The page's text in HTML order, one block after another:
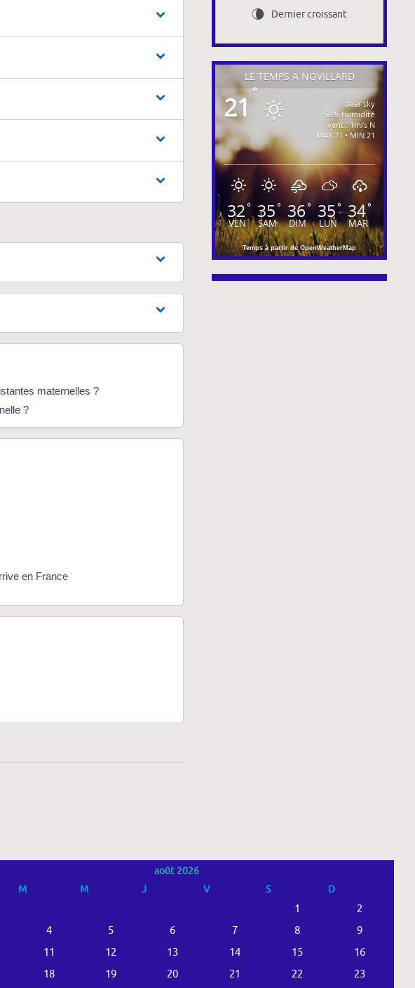
maternelles ?
?
en France
V Dernier croissant
LE TEMPS À NOVILLARD
21°
clear sky
58% humidité
vent : 1m/s N
MAX 21 • MIN 21
32°
VEN
35°
SAM
36°
DIM
35°
LUN
34°
MAR
Temps à partir de OpenWeatherMap
août 2026
M M J V S D
1
2
4 5 6 7 8
9
11 12 13 14 15
16
18 19 20 21 22 23